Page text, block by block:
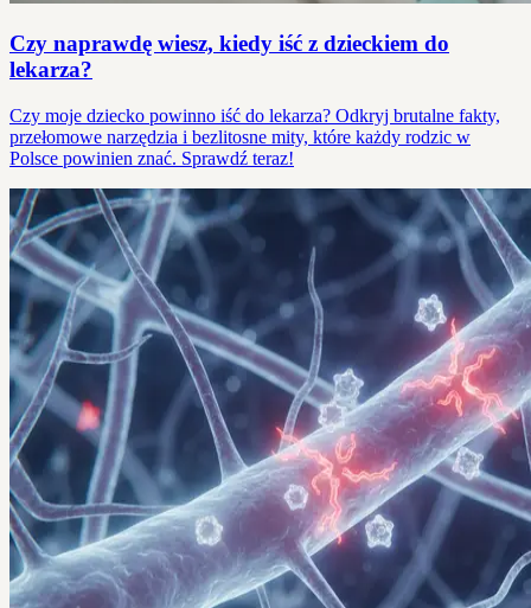
Czy naprawdę wiesz, kiedy iść z dzieckiem do
lekarza?
Czy moje dziecko powinno iść do lekarza? Odkryj brutalne fakty,
przełomowe narzędzia i bezlitosne mity, które każdy rodzic w
Polsce powinien znać. Sprawdź teraz!